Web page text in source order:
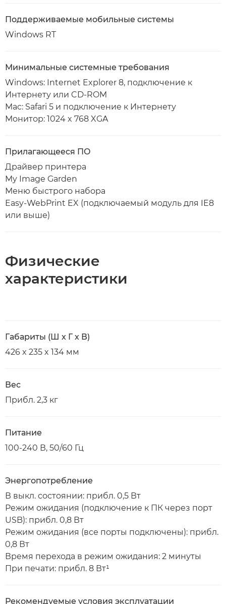
Поддерживаемые мобильные системы
Windows RT
Минимальные системные требования
Windows: Internet Explorer 8, подключение к
Интернету или CD-ROM
Mac: Safari 5 и подключение к Интернету
Монитор: 1024 x 768 XGA
Прилагающееся ПО
Драйвер принтера
My Image Garden
Меню быстрого набора
Easy-WebPrint EX (подключаемый модуль для IE8
или выше)
Физические
характеристики
Габариты (Ш x Г x В)
426 x 235 x 134 мм
Вес
Прибл. 2,3 кг
Питание
100-240 В, 50/60 Гц
Энергопотребление
В выкл. состоянии: прибл. 0,5 Вт
Режим ожидания (подключение к ПК через порт
USB): прибл. 0,8 Вт
Режим ожидания (все порты подключены): прибл.
0,8 Вт
Время перехода в режим ожидания: 2 минуты
При печати: прибл. 8 Вт¹
Рекомендуемые условия эксплуатации